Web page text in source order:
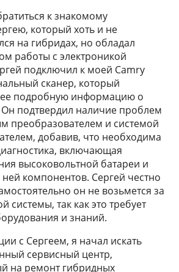
к знакомому
который хоть и не
на гибридах, но обладал
работы с электроникой
подключил к моей Camry
сканер, который
подробную информацию о
Он подтвердил наличие проблем
преобразователем и системой
добавив, что необходима
включающая
высоковольтной батареи и
ней компонентов. Сергей честно
он не возьмется за
системы, так как это требует
и знаний.
с Сергеем, я начал искать
сервисный центр,
на ремонт гибридных